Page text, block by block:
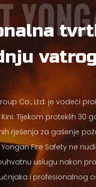
Co., Ltd. je vodeći
Tijekom proteklih 30
rješenja za gašenje
Yongan Fire Safety ne
uslugu nakon
i profesionalnog